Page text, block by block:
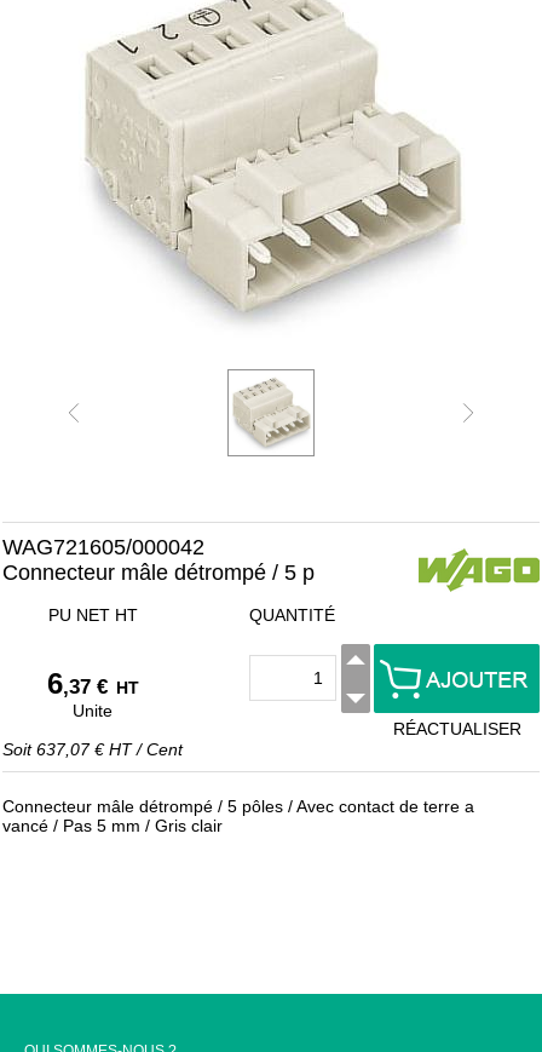
WAG721605/000042
Connecteur mâle détrompé / 5 p
PU NET HT
6,37 € HT
Unite
Soit637,07 € HT/Cent
QUANTITÉ
RÉACTUALISER
Connecteur mâle détrompé / 5 pôles / Avec contact de terre a
vancé / Pas 5 mm / Gris clair